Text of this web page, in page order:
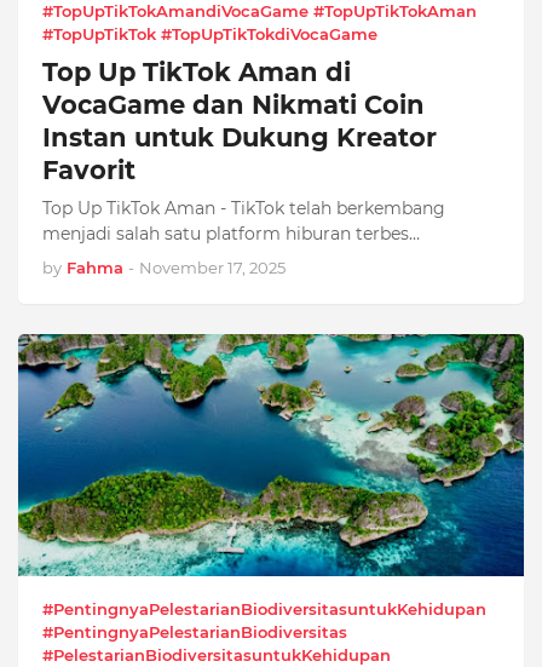
#TopUpTikTokAmandiVocaGame #TopUpTikTokAman
#TopUpTikTok #TopUpTikTokdiVocaGame
Top Up TikTok Aman di
VocaGame dan Nikmati Coin
Instan untuk Dukung Kreator
Favorit
Top Up TikTok Aman - TikTok telah berkembang
menjadi salah satu platform hiburan terbes…
by Fahma - November 17, 2025
#PentingnyaPelestarianBiodiversitasuntukKehidupan
#PentingnyaPelestarianBiodiversitas
#PelestarianBiodiversitasuntukKehidupan